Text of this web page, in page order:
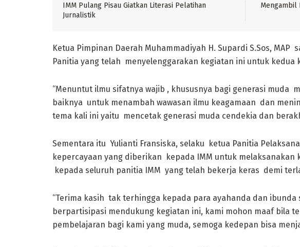
IMM Pulang Pisau Giatkan Literasi Pelatihan
Jurnalistik
Mengambil
Ketua Pimpinan Daerah Muhammadiyah H. Supardi S.Sos, MAP
Panitia yang telah menyelenggarakan kegiatan ini untuk kedua
“Menuntut ilmu sifatnya wajib , khususnya bagi generasi muda
baiknya untuk menambah wawasan ilmu keagamaan dan
tema kali ini yaitu mencetak generasi muda cendekia dan
Sementara itu Yulianti Fransiska, selaku ketua Panitia
kepercayaan yang diberikan kepada IMM untuk melaksanakan
kepada seluruh panitia IMM yang telah bekerja keras demi
“Terima kasih tak terhingga kepada para ayahanda dan
berpartisipasi mendukung kegiatan ini, kami mohon maaf bila
pembelajaran bagi kami yang muda, semoga kedepan bisa